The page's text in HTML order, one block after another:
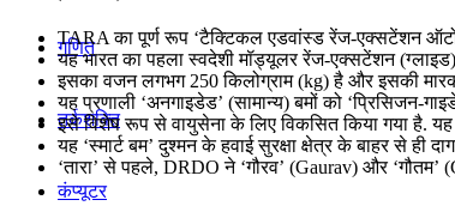
गणित
तर्कशक्ति
कंप्यूटर
TARA का पूर्ण रूप ‘टैक्टिकल एडवांस्ड रेंज-एक्सटेंशन
यह भारत का पहला स्वदेशी मॉड्यूलर रेंज-एक्सटेंशन (ग्लाइड)
इसका वजन लगभग 250 किलोग्राम (kg) है और इसकी
यह प्रणाली ‘अनगाइडेड’ (सामान्य) बमों को ‘प्रिसिजन-
इसे विशेष रूप से वायुसेना के लिए विकसित किया गया है.
यह ‘स्मार्ट बम’ दुश्मन के हवाई सुरक्षा क्षेत्र के बाहर से
‘तारा’ से पहले, DRDO ने ‘गौरव’ (Gaurav) और